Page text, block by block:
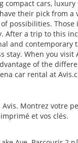
cars,
their pick from
possibilities.
After a trip to this
and contemporary
stay. When you
of the
car rental at
Montrez votre
et vos clés.